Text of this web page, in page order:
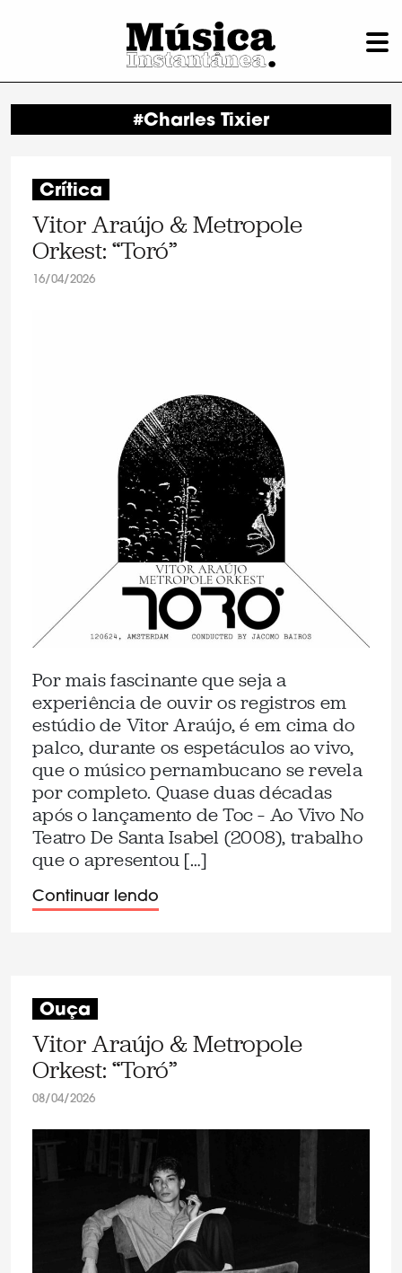
#Charles Tixier
Crítica
Vitor Araújo & Metropole
Orkest: “Toró”
16/04/2026
Por mais fascinante que seja a
experiência de ouvir os registros em
estúdio de Vitor Araújo, é em cima do
palco, durante os espetáculos ao vivo,
que o músico pernambucano se revela
por completo. Quase duas décadas
após o lançamento de Toc – Ao Vivo No
Teatro De Santa Isabel (2008), trabalho
que o apresentou […]
Continuar lendo
Ouça
Vitor Araújo & Metropole
Orkest: “Toró”
08/04/2026